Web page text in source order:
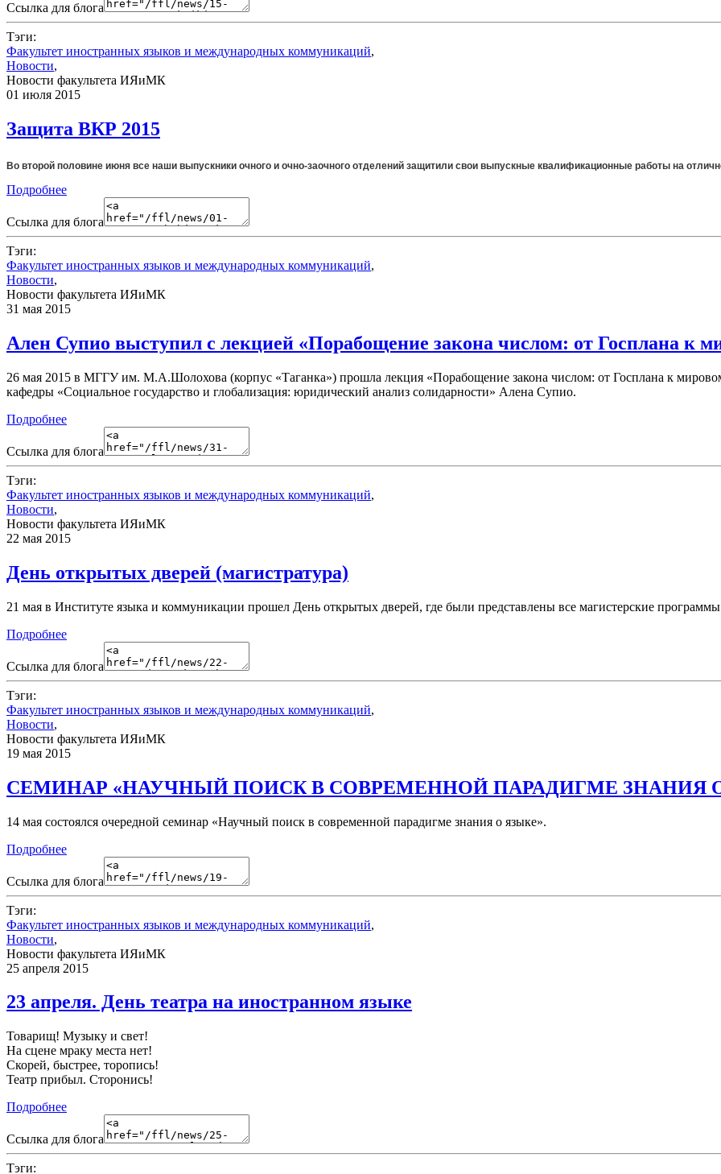
Ссылка для блога
Тэги:
Факультет иностранных языков и международных коммуникаций,
Новости,
Новости факультета ИЯиМК
01 июля 2015
Защита ВКР 2015
Во второй половине июня все наши выпускники очного и очно-заочного отделений защитили свои выпускные квалификационные работы на
Подробнее
Ссылка для блога
Тэги:
Факультет иностранных языков и международных коммуникаций,
Новости,
Новости факультета ИЯиМК
31 мая 2015
Ален Супио выступил с лекцией «Порабощение закона числом: от Госплана к
26 мая 2015 в МГГУ им. М.А.Шолохова (корпус «Таганка») прошла лекция «Порабощение закона числом: от Госплана к
кафедры «Социальное государство и глобализация: юридический анализ солидарности» Алена Супио.
Подробнее
Ссылка для блога
Тэги:
Факультет иностранных языков и международных коммуникаций,
Новости,
Новости факультета ИЯиМК
22 мая 2015
День открытых дверей (магистратура)
21 мая в Институте языка и коммуникации прошел День открытых дверей, где были представлены все магистерские
Подробнее
Ссылка для блога
Тэги:
Факультет иностранных языков и международных коммуникаций,
Новости,
Новости факультета ИЯиМК
19 мая 2015
CЕМИНАР «НАУЧНЫЙ ПОИСК В СОВРЕМЕННОЙ ПАРАДИГМЕ ЗНАНИЯ
14 мая состоялся очередной семинар «Научный поиск в современной парадигме знания о языке».
Подробнее
Ссылка для блога
Тэги:
Факультет иностранных языков и международных коммуникаций,
Новости,
Новости факультета ИЯиМК
25 апреля 2015
23 апреля. День театра на иностранном языке
Товарищ! Музыку и свет!
На сцене мраку места нет!
Скорей, быстрее, торопись!
Театр прибыл. Сторонись!
Подробнее
Ссылка для блога
Тэги: